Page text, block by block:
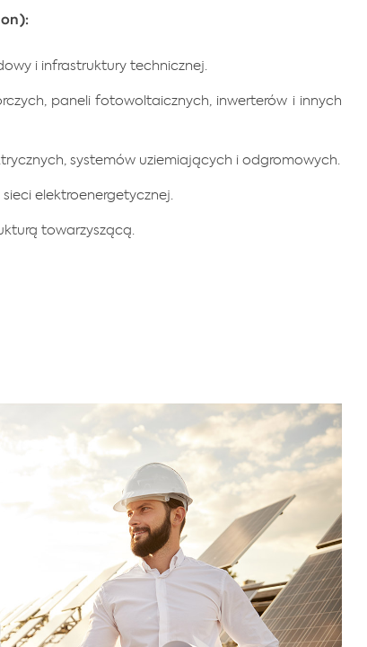
i infrastruktury technicznej.
paneli fotowoltaicznych, inwerterów i innych
systemów uziemiających i odgromowych.
elektroenergetycznej.
towarzyszącą.